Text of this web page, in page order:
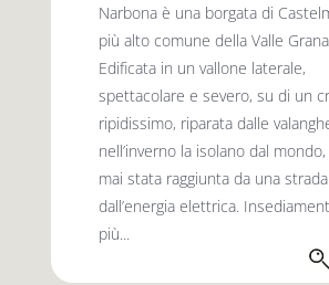
Narbona è una borgata di
più alto comune della Valle
Edificata in un vallone laterale,
spettacolare e severo, su di un
ripidissimo, riparata dalle
nell’inverno la isolano dal
mai stata raggiunta da una
dall’energia elettrica.
più...